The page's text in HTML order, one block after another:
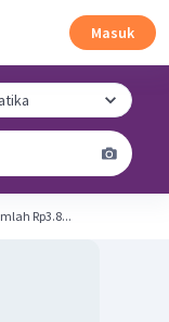
Masuk
Rp3.8...